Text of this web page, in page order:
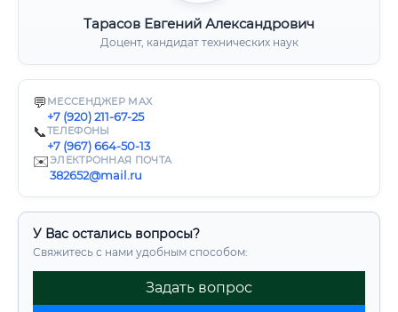
Тарасов Евгений Александрович
Доцент, кандидат технических наук
💬 МЕССЕНДЖЕР MAX
+7 (920) 211-67-25
📞ТЕЛЕФОНЫ
+7 (967) 664-50-13
✉️ЭЛЕКТРОННАЯ ПОЧТА
382652@mail.ru
У Вас остались вопросы?
Свяжитесь с нами удобным способом:
Задать вопрос